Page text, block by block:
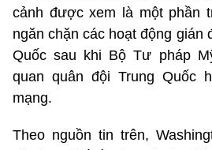
cảnh được xem là một phần
ngăn chặn các hoạt động gián
Quốc sau khi Bộ Tư pháp
quan quân đội Trung Quốc
mạng.
Theo nguồn tin trên,